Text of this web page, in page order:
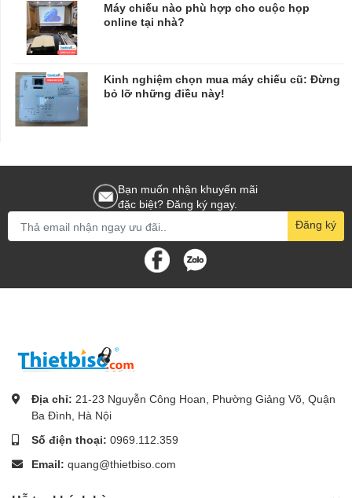
Máy chiếu nào phù hợp cho cuộc họp
online tại nhà?
Kinh nghiệm chọn mua máy chiếu cũ: Đừng
bỏ lỡ những điều này!
Bạn muốn nhận khuyến mãi
đặc biệt? Đăng ký ngay.
Đăng ký
Địa chỉ: 21-23 Nguyễn Công Hoan, Phường Giảng Võ, Quận
Ba Đình, Hà Nội
Số điện thoại: 0969.112.359
Email: quang@thietbiso.com